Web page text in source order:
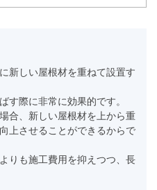
新しい屋根材を重ねて設置す
す際に非常に効果的です。
合、新しい屋根材を上から重
上させることができるからで
りも施工費用を抑えつつ、長